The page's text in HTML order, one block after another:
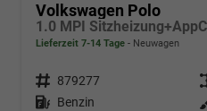
Volkswagen Polo
Lieferzeit 7-14 Tage Neuwagen
Fahrzeugnr. 879277
Kraftstoff Benzin